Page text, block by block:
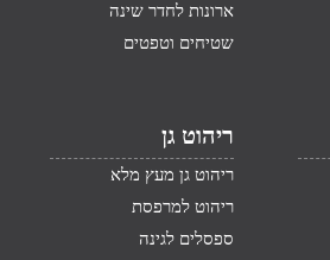
ארונות לחדר שינה
שטיחים וטפטים
ריהוט גן
ריהוט גן מעץ מלא
ריהוט למרפסת
ספסלים לגינה